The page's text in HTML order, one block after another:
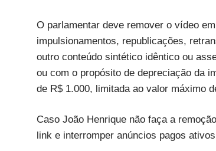
O parlamentar deve remover o vídeo
impulsionamentos, republicações,
outro conteúdo sintético idêntico ou
ou com o propósito de depreciação da
de R$ 1.000, limitada ao valor máximo
Caso João Henrique não faça a
link e interromper anúncios pagos